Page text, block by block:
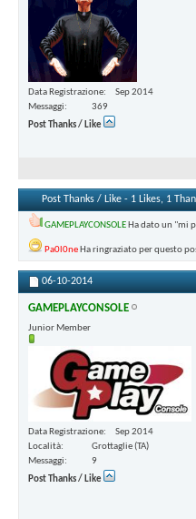
Data Registrazione
Sep 2014
Messaggi
369
Post Thanks / Like
Post Thanks / Like - 1 Likes, 1
GAMEPLAYCONSOLE Ha dato un "mi
Pa0l0ne Ha ringraziato per questo
06-10-2014
GAMEPLAYCONSOLE
Junior Member
Data Registrazione
Sep 2014
Località
Grottaglie (TA)
Messaggi
9
Post Thanks / Like